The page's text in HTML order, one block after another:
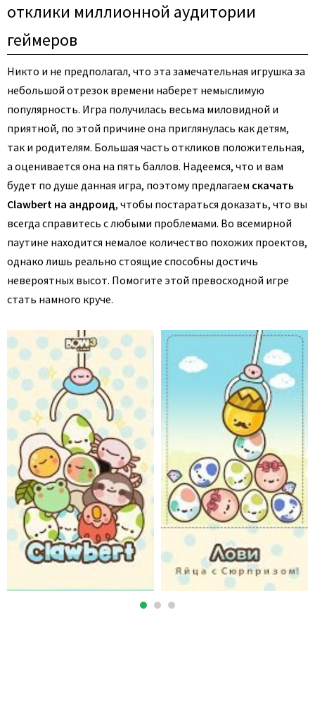
отклики миллионной аудитории
геймеров
Никто и не предполагал, что эта замечательная игрушка за
небольшой отрезок времени наберет немыслимую
популярность. Игра получилась весьма миловидной и
приятной, по этой причине она приглянулась как детям,
так и родителям. Большая часть откликов положительная,
а оценивается она на пять баллов. Надеемся, что и вам
будет по душе данная игра, поэтому предлагаем скачать
Clawbert на андроид, чтобы постараться доказать, что вы
всегда справитесь с любыми проблемами. Во всемирной
паутине находится немалое количество похожих проектов,
однако лишь реально стоящие способны достичь
невероятных высот. Помогите этой превосходной игре
стать намного круче.